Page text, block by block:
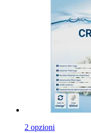
2 opzioni